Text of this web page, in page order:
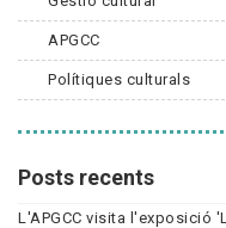
APGCC
Polítiques culturals
Posts recents
L'APGCC visita l'exposició